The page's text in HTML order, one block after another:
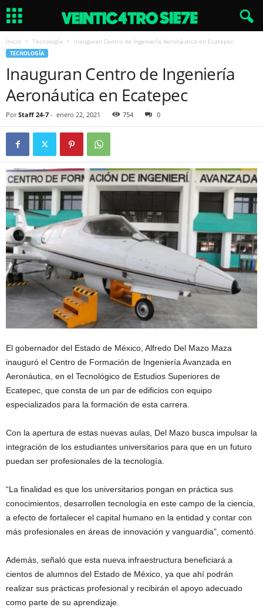
Inicio Tecnología Inauguran Centro de Ingeniería Aeronáutica en Ecatepec
TECNOLOGÍA
Inauguran Centro de Ingeniería
Aeronáutica en Ecatepec
Por Staff 24-7 - enero 22, 2021 754 0
El gobernador del Estado de México, Alfredo Del Mazo Maza
inauguró el Centro de Formación de Ingeniería Avanzada en
Aeronáutica, en el Tecnológico de Estudios Superiores de
Ecatepec, que consta de un par de edificios con equipo
especializados para la formación de esta carrera.
Con la apertura de estas nuevas aulas, Del Mazo busca impulsar la
integración de los estudiantes universitarios para que en un futuro
puedan ser profesionales de la tecnología.
“La finalidad es que los universitarios pongan en práctica sus
conocimientos, desarrollen tecnología en este campo de la ciencia,
a efecto de fortalecer el capital humano en la entidad y contar con
más profesionales en áreas de innovación y vanguardia”, comentó.
Además, señaló que esta nueva infraestructura beneficiará a
cientos de alumnos del Estado de México, ya que ahí podrán
realizar sus prácticas profesional y recibirán el apoyo adecuado
como parte de su aprendizaje.